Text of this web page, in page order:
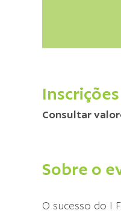
Inscrições
Consultar
Sobre o
O sucesso do I